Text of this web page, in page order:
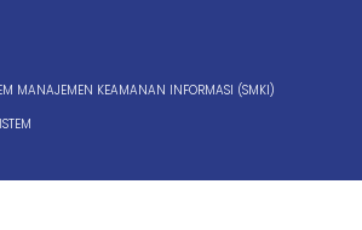
MANAJEMEN KEAMANAN INFORMASI (SMKI)